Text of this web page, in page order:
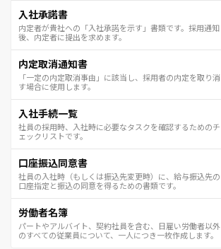
入社承諾書
内定者が貴社への「入社承諾を示す」書類です。採用通知
後、内定者に提出を求めます。
内定取消通知書
「一定の内定取消事由」に該当し、採用者の内定を取り消
す場合に使用します。
入社手続一覧
社員の採用時、入社時に必要なタスクを確認するためのチ
ェックリストです。
口座振込同意書
社員の入社時（もしくは振込先変更時）に、給与振込先の
口座指定と振込の同意を得るための書類です。
労働者名簿
パートやアルバイト、契約社員を含む、日雇い労働者以外
のすべての従業員について、一人につき一枚作成します。